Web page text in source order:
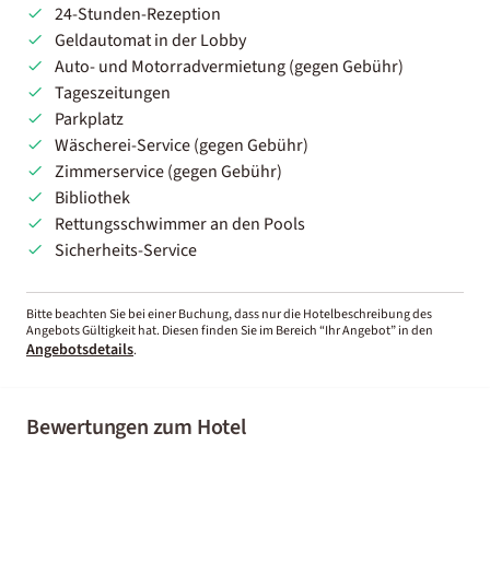
24-Stunden-Rezeption
Geldautomat in der Lobby
Auto- und Motorradvermietung (gegen Gebühr)
Tageszeitungen
Parkplatz
Wäscherei-Service (gegen Gebühr)
Zimmerservice (gegen Gebühr)
Bibliothek
Rettungsschwimmer an den Pools
Sicherheits-Service
Bitte beachten Sie bei einer Buchung, dass nur die Hotelbeschreibung des
Angebots Gültigkeit hat. Diesen finden Sie im Bereich “Ihr Angebot” in den
Angebotsdetails.
Bewertungen zum Hotel